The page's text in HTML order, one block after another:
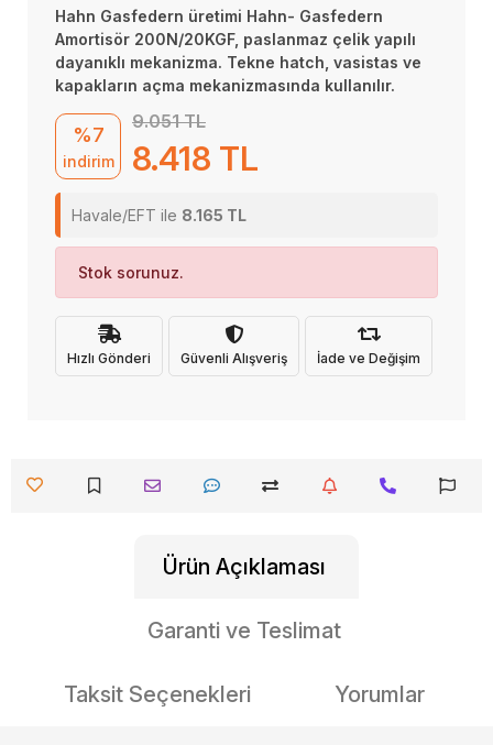
Hahn Gasfedern üretimi Hahn- Gasfedern
Amortisör 200N/20KGF, paslanmaz çelik yapılı
dayanıklı mekanizma. Tekne hatch, vasistas ve
kapakların açma mekanizmasında kullanılır.
%7
indirim
9.051 TL
8.418 TL
Havale/EFT ile 8.165 TL
Stok sorunuz.
Hızlı Gönderi Güvenli Alışveriş İade ve Değişim
Ürün Açıklaması
Garanti ve Teslimat
Taksit Seçenekleri Yorumlar